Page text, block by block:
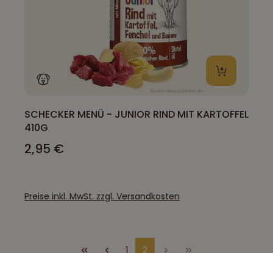
SCHECKER MENÜ - JUNIOR RIND MIT KARTOFFEL
410G
2,95 €
Preise inkl. MwSt. zzgl. Versandkosten
1 2